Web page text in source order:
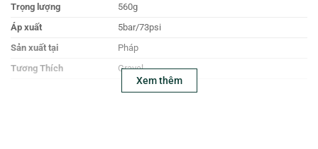
Trọng lượng
560g
Áp xuất
5bar/73psi
Sản xuất tại
Pháp
Tương Thích
Gravel
Xem thêm